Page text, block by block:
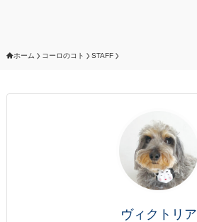
ホーム コーロのコト STAFF
ヴィクトリア